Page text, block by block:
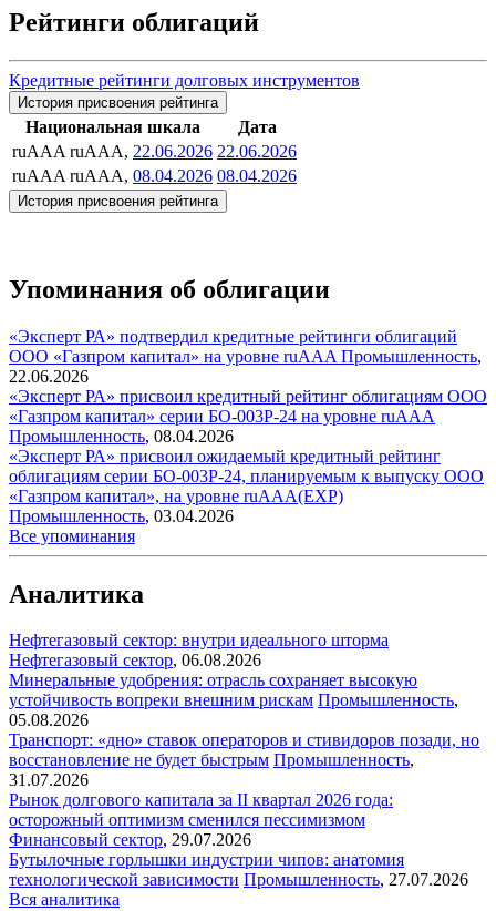
Рейтинги облигаций
Кредитные рейтинги долговых инструментов
История присвоения рейтинга
Национальная шкала
Дата
ruAAA ruAAA, 22.06.2026 22.06.2026
ruAAA ruAAA, 08.04.2026 08.04.2026
История присвоения рейтинга
Упоминания об облигации
«Эксперт РА» подтвердил кредитные рейтинги облигаций
ООО «Газпром капитал» на уровне ruAAA Промышленность,
22.06.2026
«Эксперт РА» присвоил кредитный рейтинг облигациям ООО
«Газпром капитал» серии БО-003Р-24 на уровне ruAAA
Промышленность, 08.04.2026
«Эксперт РА» присвоил ожидаемый кредитный рейтинг
облигациям серии БО-003Р-24, планируемым к выпуску ООО
«Газпром капитал», на уровне ruAAA(EXP)
Промышленность, 03.04.2026
Все упоминания
Аналитика
Нефтегазовый сектор: внутри идеального шторма
Нефтегазовый сектор, 06.08.2026
Минеральные удобрения: отрасль сохраняет высокую
устойчивость вопреки внешним рискам Промышленность,
05.08.2026
Транспорт: «дно» ставок операторов и стивидоров позади, но
восстановление не будет быстрым Промышленность,
31.07.2026
Рынок долгового капитала за II квартал 2026 года:
осторожный оптимизм сменился пессимизмом
Финансовый сектор, 29.07.2026
Бутылочные горлышки индустрии чипов: анатомия
технологической зависимости Промышленность, 27.07.2026
Вся аналитика